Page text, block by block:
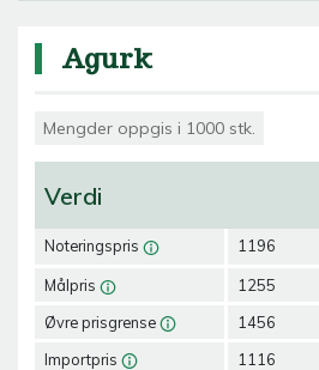
Agurk
Mengder oppgis i 1000 stk.
Verdi
Noteringspris
Målpris
Øvre prisgrense
Importpris
1196
1255
1456
1116